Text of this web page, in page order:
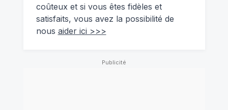
coûteux et si vous êtes fidèles et
satisfaits, vous avez la possibilité de
nous aider ici >>>